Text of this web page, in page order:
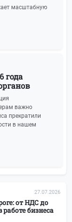
масштабную
года
важно
прекратили
в нашем
27.07.2026
от НДС до
бизнеса